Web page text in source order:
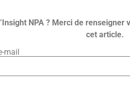
NPA ? Merci de
cet article.
mail